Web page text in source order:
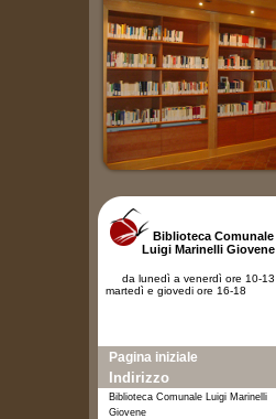
Biblioteca Comunale
Luigi Marinelli Giovene
da lunedì a venerdì ore 10-13
martedì e giovedi ore 16-18
Pagina iniziale
Indirizzo
Biblioteca Comunale Luigi Marinelli
Giovene